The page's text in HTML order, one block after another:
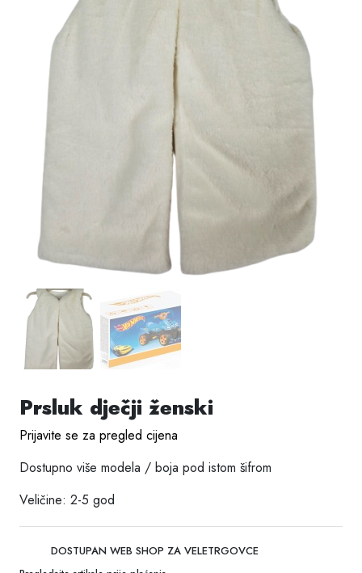
Prsluk dječji ženski
Prijavite se za pregled cijena
Dostupno više modela / boja pod istom šifrom
Veličine: 2-5 god
DOSTUPAN WEB SHOP ZA VELETRGOVCE